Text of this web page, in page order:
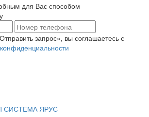
для Вас способом
запрос», вы соглашаетесь с
СИСТЕМА ЯРУС